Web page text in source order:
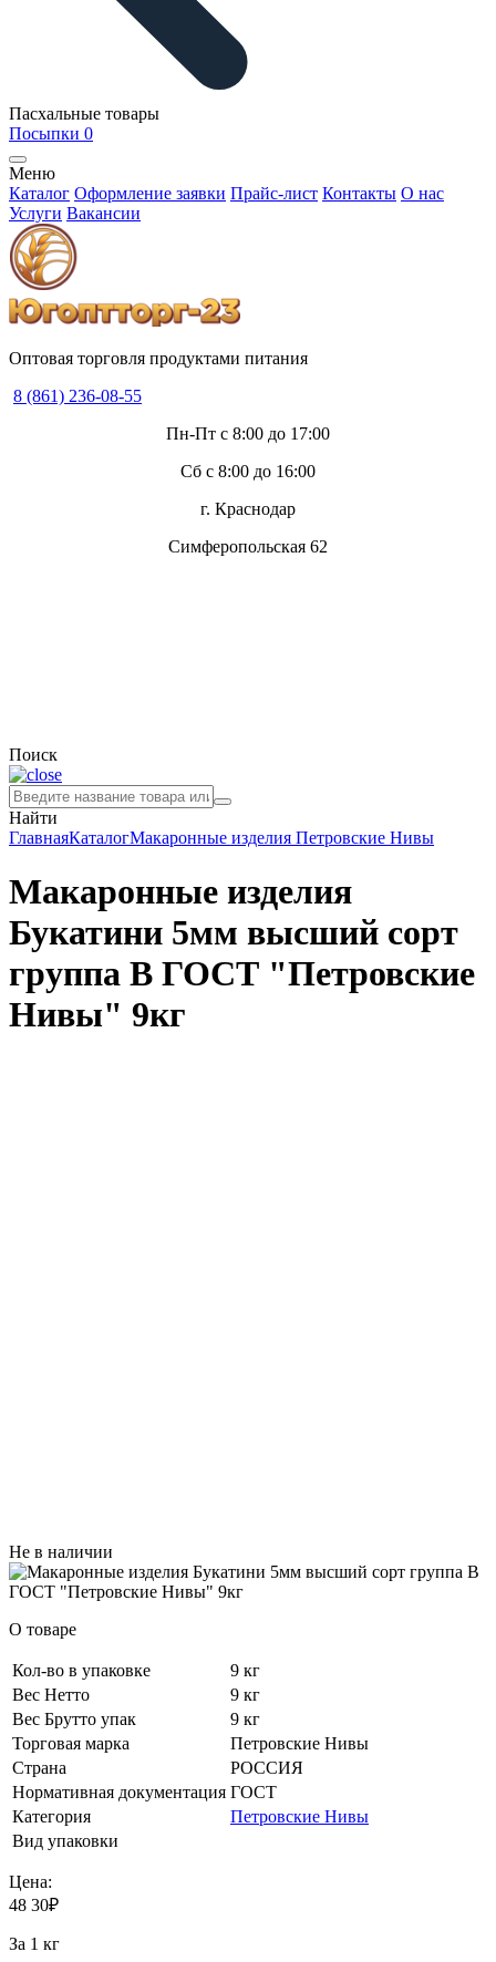
Пасхальные товары
Посыпки 0
Меню
Каталог Оформление заявки Прайс-лист Контакты О нас
Услуги Вакансии
Оптовая торговля продуктами питания
8 (861) 236-08-55
Пн-Пт с 8:00 до 17:00
Сб с 8:00 до 16:00
г. Краснодар
Симферопольская 62
Поиск
Найти
ГлавнаяКаталогМакаронные изделия Петровские Нивы
Макаронные изделия
Букатини 5мм высший сорт
группа В ГОСТ "Петровские
Нивы" 9кг
Не в наличии
О товаре
Кол-во в упаковке
9 кг
Вес Нетто
9 кг
Вес Брутто упак
9 кг
Торговая марка
Петровские Нивы
Страна
РОССИЯ
Нормативная документация ГОСТ
Категория
Петровские Нивы
Вид упаковки
Цена:
48 30₽
За 1 кг